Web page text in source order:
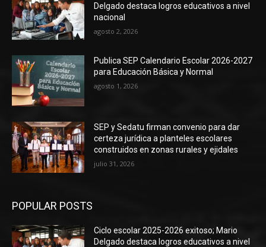
Delgado destaca logros educativos a nivel
nacional
agosto 2, 2026
Publica SEP Calendario Escolar 2026-2027
para Educación Básica y Normal
agosto 1, 2026
SEP y Sedatu firman convenio para dar
certeza jurídica a planteles escolares
construidos en zonas rurales y ejidales
julio 31, 2026
POPULAR POSTS
Ciclo escolar 2025-2026 exitoso; Mario
Delgado destaca logros educativos a nivel